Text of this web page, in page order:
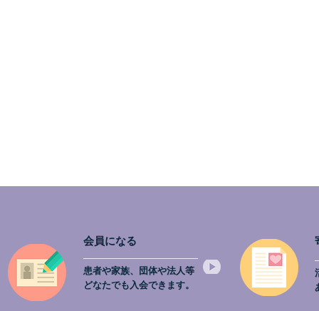
会員になる
患者や家族、団体や法人等
どなたでも入会できます。